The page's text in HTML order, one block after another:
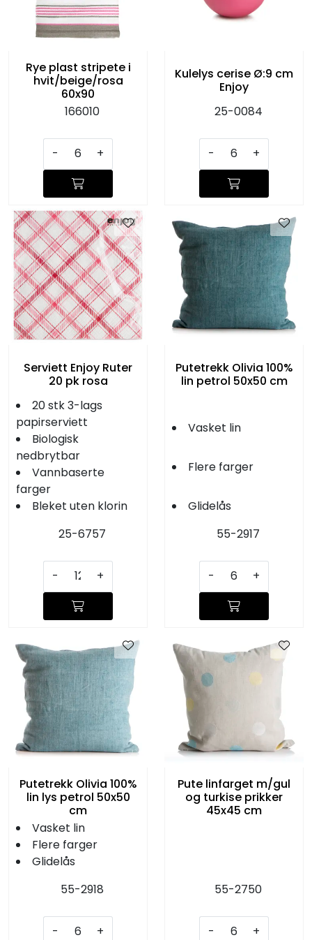
Rye plast stripete i
hvit/beige/rosa
60x90
166010
- +
Kulelys cerise Ø:9 cm
Enjoy
25-0084
- +
Serviett Enjoy Ruter
20 pk rosa
20 stk 3-lags
papirserviett
Biologisk
nedbrytbar
Vannbaserte
farger
Bleket uten klorin
25-6757
- +
Putetrekk Olivia 100%
lin petrol 50x50 cm
Vasket lin
Flere farger
Glidelås
55-2917
- +
Putetrekk Olivia 100%
lin lys petrol 50x50
cm
Vasket lin
Flere farger
Glidelås
55-2918
- +
Pute linfarget m/gul
og turkise prikker
45x45 cm
55-2750
- +